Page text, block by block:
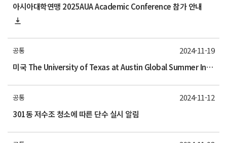
아시아대학연맹 2025AUA Academic Conference 참가 안내
공통
미국 The University of Texas at Austin Global Summer Institute(GSI) 안내
2024-11-19
공통
301동 저수조 청소에 따른 단수 실시 알림
2024-11-12